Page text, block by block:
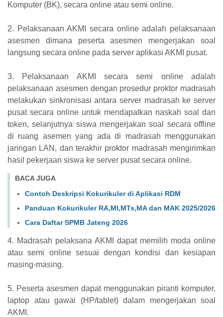
Komputer (BK), secara online atau semi online.
2. Pelaksanaan AKMI secara online adalah pelaksanaan
asesmen dimana peserta asesmen mengerjakan soal
langsung secara online pada server aplikasi AKMI pusat.
3. Pelaksanaan AKMI secara semi online adalah
pelaksanaan asesmen dengan prosedur proktor madrasah
melakukan sinkronisasi antara server madrasah ke server
pusat secara online untuk mendapatkan naskah soal dan
token, selanjutnya siswa mengerjakan soal secara offline
di ruang asemen yang ada di madrasah menggunakan
jaringan LAN, dan terakhir proktor madrasah mengirimkan
hasil pekerjaan siswa ke server pusat secara online.
BACA JUGA
Contoh Deskripsi Kokurikuler di Aplikasi RDM
Panduan Kokurikuler RA,MI,MTs,MA dan MAK 2025/2026
Cara Daftar SPMB Jateng 2026
4. Madrasah pelaksana AKMI dapat memilih moda online
atau semi online sesuai dengan kondisi dan kesiapan
masing-masing.
5. Peserta asesmen dapat menggunakan piranti komputer,
laptop atau gawai (HP/tablet) dalam mengerjakan soal
AKMI.